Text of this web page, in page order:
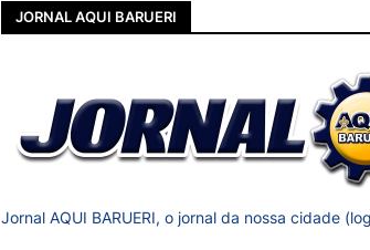
JORNAL AQUI BARUERI
Jornal AQUI BARUERI, o jornal da nossa cidade